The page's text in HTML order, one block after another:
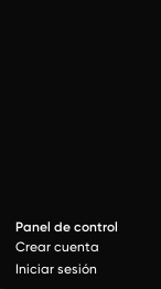
Panel de control
Crear cuenta
Iniciar sesión